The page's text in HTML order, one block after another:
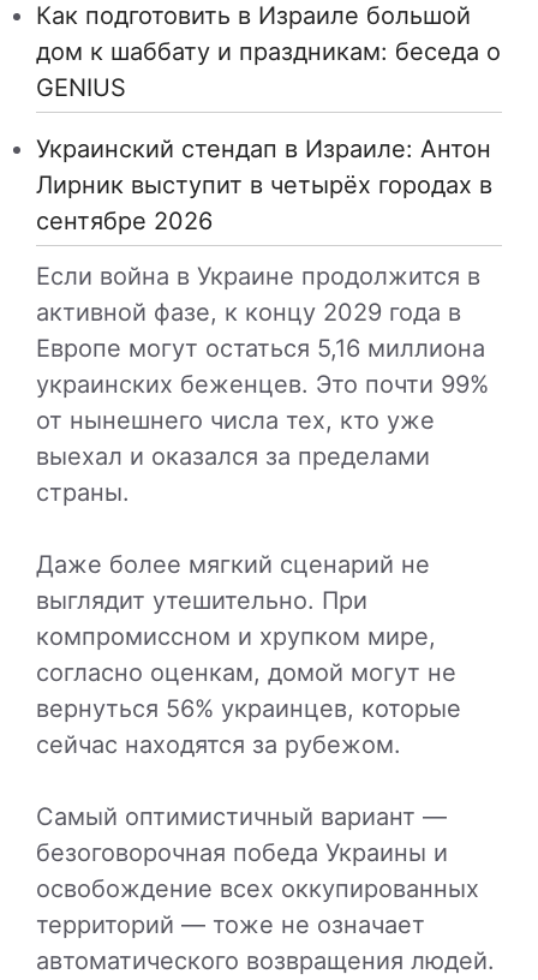
Как подготовить в Израиле большой
дом к шаббату и праздникам: беседа о
GENIUS
Украинский стендап в Израиле: Антон
Лирник выступит в четырёх городах в
сентябре 2026
Если война в Украине продолжится в
активной фазе, к концу 2029 года в
Европе могут остаться 5,16 миллиона
украинских беженцев. Это почти 99%
от нынешнего числа тех, кто уже
выехал и оказался за пределами
страны.
Даже более мягкий сценарий не
выглядит утешительно. При
компромиссном и хрупком мире,
согласно оценкам, домой могут не
вернуться 56% украинцев, которые
сейчас находятся за рубежом.
Самый оптимистичный вариант —
безоговорочная победа Украины и
освобождение всех оккупированных
территорий — тоже не означает
автоматического возвращения людей.